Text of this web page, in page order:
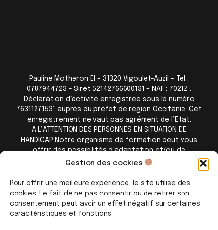
Gestion des cookies
Pour offrir une meilleure expérience, le site utilise des
cookies. Le fait de ne pas consentir ou de retirer son
consentement peut avoir un effet négatif sur certaines
caractéristiques et fonctions.
Pauline Motheron EI - 31320 Vigoulet-Auzil - Tel :
0787944723 - Siret 52142766600131 - NAF : 7021Z .
Déclaration d’activité enregistrée sous le numéro
76311271531 auprès du préfet de région Occitanie. Cet
enregistrement ne vaut pas agrément de l’Etat.
A L’ATTENTION DES PERSONNES EN SITUATION DE
HANDICAP Notre organisme de formation peut vous
offrir des possibilités d’adaptation et/ou de
compensations spécifiques si elles sont nécessaires à
rencontrez une quelconque difficulté nous vous
remercions de contacter directement Pauline
Motheron au 07 87 94 47 23